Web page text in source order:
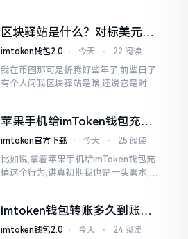
明白
区块驿站是什么？对标美元的
ETH到底咋回事
imtoken钱包2.0 ⋅ 今天 ⋅ 22 阅读
我在币圈那可是折腾好些年了,前些日子
有个人问我区块驿站是啥,还说它是对标
找了些资料
苹果手机给imToken钱包充
值，这几步别搞错
imtoken官方下载 ⋅ 今天 ⋅ 25 阅读
比如说,拿着苹果手机给imToken钱包充
值这个行为,讲真初期我也是一头雾水,搞
imtoken钱包转账多久到账？
一文说清楚
imtoken钱包2.0 ⋅ 今天 ⋅ 24 阅读